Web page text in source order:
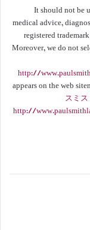
It should not be
medical advice,
registered
Moreover, we do not
http://
appears on the web
スミ
http://